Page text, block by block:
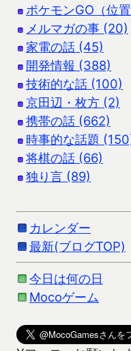
ポケモンGO（位
メルマガの事 (20)
家電の話 (45)
開発情報 (388)
技術的な話 (100)
京田辺・枚方 (2)
携帯の話 (662)
時事的な話題
将棋の話 (66)
独り言 (89)
カレンダー
最新(ブログTOP)
今日は何の日
Mocoゲーム